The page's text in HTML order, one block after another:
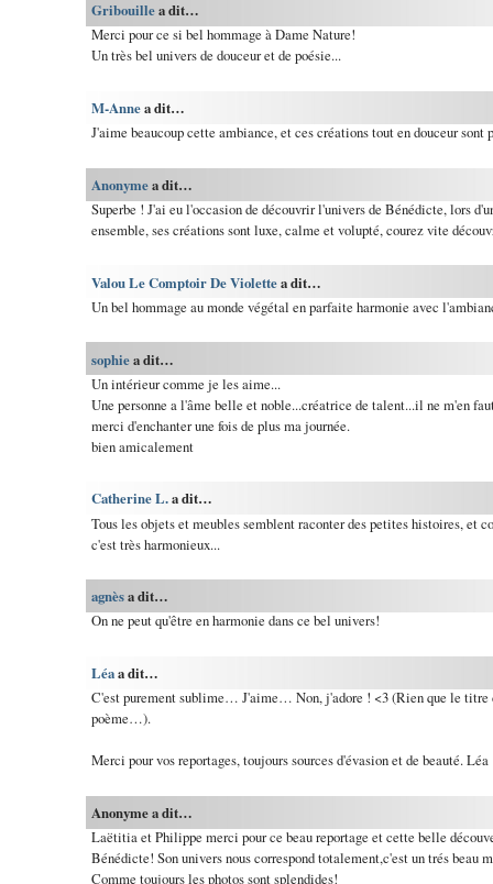
Gribouillea dit…
Merci pour ce si bel hommage à Dame Nature!
Un très bel univers de douceur et de poésie...
M-Annea dit…
J'aime beaucoup cette ambiance, et ces créations tout en douceur sont
Anonymea dit…
Superbe ! J'ai eu l'occasion de découvrir l'univers de Bénédicte, lors
ensemble, ses créations sont luxe, calme et volupté, courez vite
Valou Le Comptoir De Violettea dit…
Un bel hommage au monde végétal en parfaite harmonie avec
sophiea dit…
Un intérieur comme je les aime...
Une personne a l'âme belle et noble...créatrice de talent...il ne m'en
merci d'enchanter une fois de plus ma journée.
bien amicalement
Catherine L.a dit…
Tous les objets et meubles semblent raconter des petites histoires, et
c'est très harmonieux...
agnèsa dit…
On ne peut qu'être en harmonie dans ce bel univers!
Léaa dit…
C'est purement sublime… J'aime… Non, j'adore ! <3 (Rien que le titre
poème…).
Merci pour vos reportages, toujours sources d'évasion et de beauté. Léa
Anonyme a dit…
Laëtitia et Philippe merci pour ce beau reportage et cette belle
Bénédicte! Son univers nous correspond totalement,c'est un trés beau
Comme toujours les photos sont splendides!